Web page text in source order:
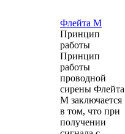
Флейта М
Принцип
работы
Принцип
работы
проводной
сирены Флейта
М заключается
в том, что при
получении